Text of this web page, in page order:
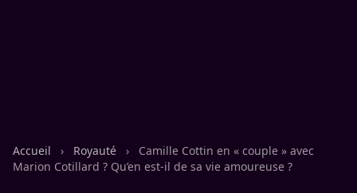
Accueil › Royauté ›
Camille Cottin en « couple » avec
Marion Cotillard ? Qu’en est-il de sa vie amoureuse ?